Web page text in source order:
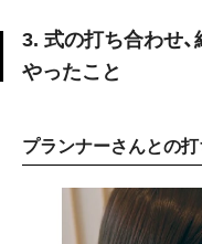
3. 式の打ち合わせ
やったこと
プランナーさんとの